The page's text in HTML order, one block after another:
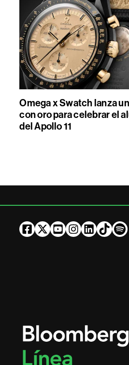
Omega x Swatch lanza
con oro para celebrar el
del Apollo 11